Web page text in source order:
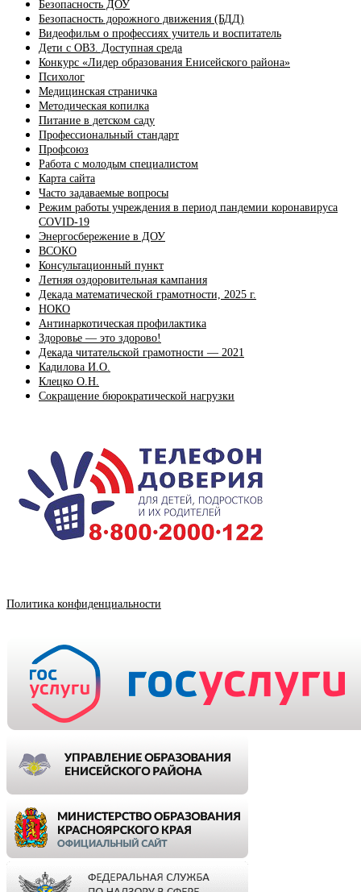
Безопасность ДОУ
Безопасность дорожного движения (БДД)
Видеофильм о профессиях учитель и воспитатель
Дети с ОВЗ. Доступная среда
Конкурс «Лидер образования Енисейского района»
Психолог
Медицинская страничка
Методическая копилка
Питание в детском саду
Профессиональный стандарт
Профсоюз
Работа с молодым специалистом
Карта сайта
Часто задаваемые вопросы
Режим работы учреждения в период пандемии коронавируса
COVID-19
Энергосбережение в ДОУ
ВСОКО
Консультационный пункт
Летняя оздоровительная кампания
Декада математической грамотности, 2025 г.
НОКО
Антинаркотическая профилактика
Здоровье — это здорово!
Декада читательской грамотности — 2021
Кадилова И.О.
Клецко О.Н.
Сокращение бюрократической нагрузки
Политика конфиденциальности